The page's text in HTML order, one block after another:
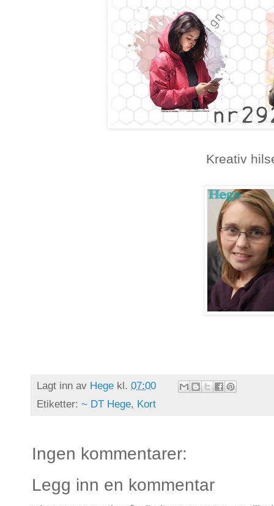
Kreativ
Lagt inn av Hege kl. 07:00
Etiketter: ~ DT Hege, Kort
Ingen kommentarer:
Legg inn en kommentar